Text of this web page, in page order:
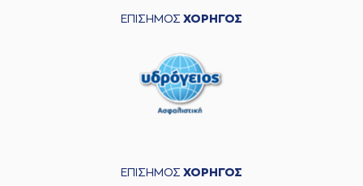
ΕΠΙΣΗΜΟΣ ΧΟΡΗΓΟΣ
ΕΠΙΣΗΜΟΣ ΧΟΡΗΓΟΣ